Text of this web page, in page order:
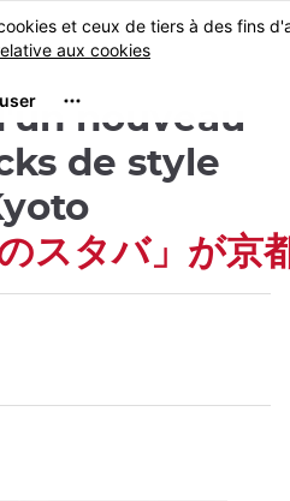
nouveau
de style
スタバ」が京